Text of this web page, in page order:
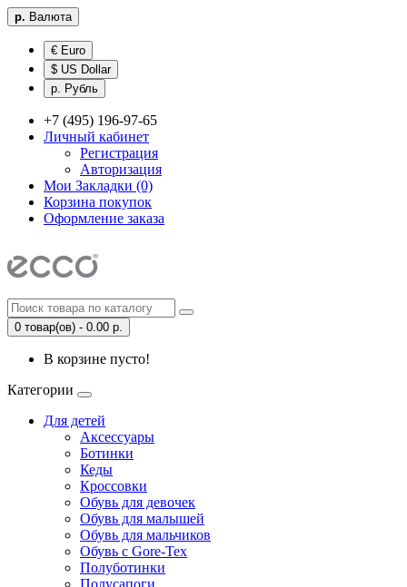
р. Валюта
€ Euro
$ US Dollar
р. Рубль
+7 (495) 196-97-65
Личный кабинет
Регистрация
Авторизация
Мои Закладки (0)
Корзина покупок
Оформление заказа
0 товар(ов) - 0.00 р.
В корзине пусто!
Категории
Для детей
Аксессуары
Ботинки
Кеды
Кроссовки
Обувь для девочек
Обувь для малышей
Обувь для мальчиков
Обувь с Gore-Tex
Полуботинки
Полусапоги